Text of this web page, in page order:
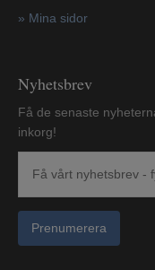
» Mina sidor
Nyhetsbrev
Få de senaste
inkorg!
Prenumerera